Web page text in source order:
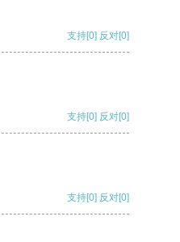
支持[0] 反对[0]
支持[0] 反对[0]
支持[0] 反对[0]